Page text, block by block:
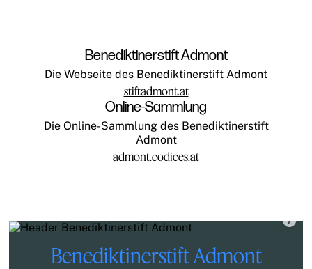
Benediktinerstift Admont
Die Webseite des Benediktinerstift Admont
stiftadmont.at
Online-Sammlung
Die Online-Sammlung des Benediktinerstift
Admont
admont.codices.at
Benediktinerstift Admont